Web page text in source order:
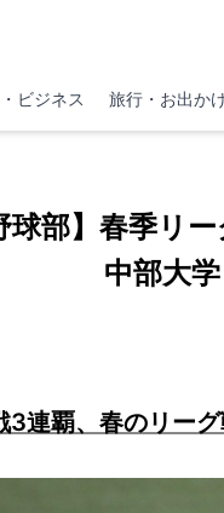
ビジネス 旅行・お出か
球部】春季リ
中部大
3連覇、春のリー